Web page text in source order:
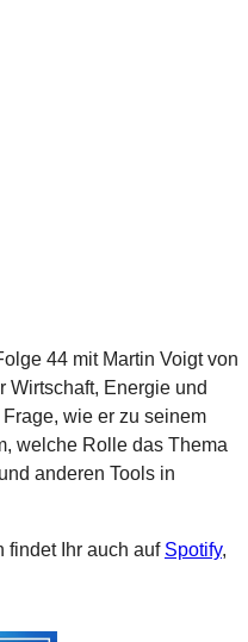
44 mit Martin Voigt von
Wirtschaft, Energie und
wie er zu seinem
welche Rolle das Thema
anderen Tools in
findet Ihr auch auf Spotify,